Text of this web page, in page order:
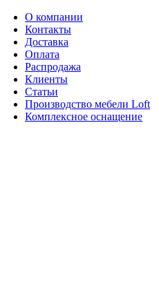
О компании
Контакты
Доставка
Оплата
Распродажа
Клиенты
Статьи
Производство мебели Loft
Комплексное оснащение